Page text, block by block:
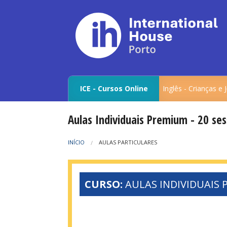
ICE - Cursos Online Inglês - Crianças e
Aulas Individuais Premium - 20
INÍCIO AULAS PARTICULARES
CURSO: AULAS INDIVIDUAIS